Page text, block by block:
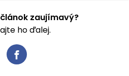
zaujímavý?
ho ďalej.